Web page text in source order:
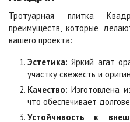
Оранжевая
Цена по запросу
Особая серия
Тротуарная плитка
преимуществ, которые
вашего проекта:
Эстетика: Яркий агат
участку свежесть и
Качество: Изготовлена
что обеспечивает
Устойчивость к